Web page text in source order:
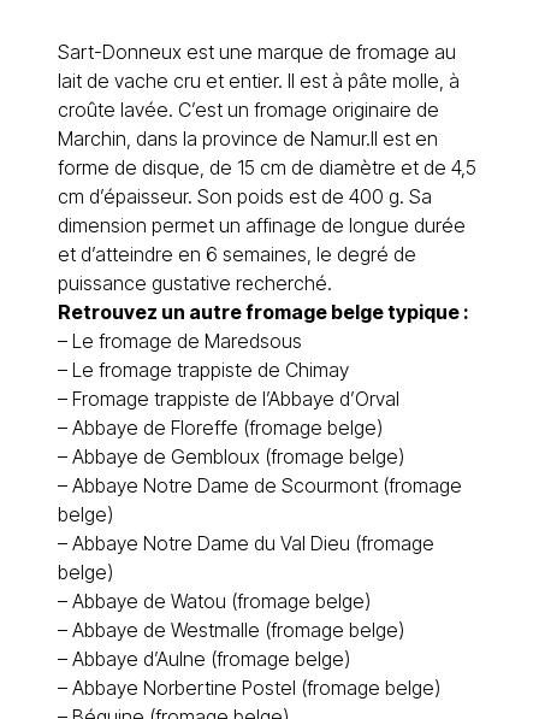
Sart-Donneux est une marque de fromage au
lait de vache cru et entier. Il est à pâte molle, à
croûte lavée. C’est un fromage originaire de
Marchin, dans la province de Namur.Il est en
forme de disque, de 15 cm de diamètre et de 4,5
cm d’épaisseur. Son poids est de 400 g. Sa
dimension permet un affinage de longue durée
et d’atteindre en 6 semaines, le degré de
puissance gustative recherché.
Retrouvez un autre fromage belge typique :
– Le fromage de Maredsous
– Le fromage trappiste de Chimay
– Fromage trappiste de l’Abbaye d’Orval
– Abbaye de Floreffe (fromage belge)
– Abbaye de Gembloux (fromage belge)
– Abbaye Notre Dame de Scourmont (fromage
belge)
– Abbaye Notre Dame du Val Dieu (fromage
belge)
– Abbaye de Watou (fromage belge)
– Abbaye de Westmalle (fromage belge)
– Abbaye d’Aulne (fromage belge)
– Abbaye Norbertine Postel (fromage belge)